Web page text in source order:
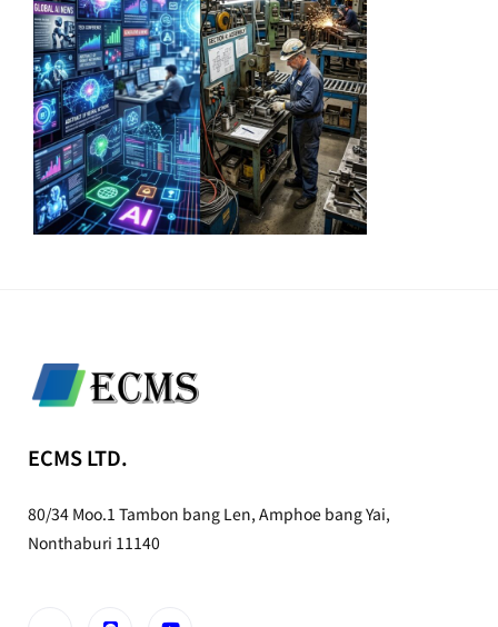
ECMS LTD.
80/34 Moo.1 Tambon bang Len, Amphoe bang Yai,
Nonthaburi 11140